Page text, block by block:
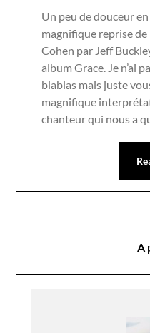
Un peu de douceur
magnifique reprise
Cohen par Jeff
album Grace. Je n’ai
blablas mais juste
magnifique
chanteur qui nous a
A